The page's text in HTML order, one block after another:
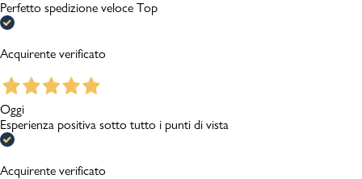
Perfetto spedizione veloce Top
Acquirente verificato
Oggi
Esperienza positiva sotto tutto i punti di vista
Acquirente verificato